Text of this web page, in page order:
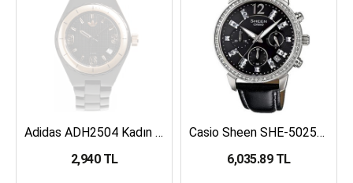
Adidas ADH2504 Kadın Kol Saati
2,940 TL
Casio Sheen SHE-5025BL-1ADR Kadın Kol Saati
6,035.89 TL